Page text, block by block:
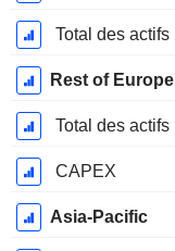
Total des actifs
Rest of Europe
Total des actifs
CAPEX
Asia-Pacific